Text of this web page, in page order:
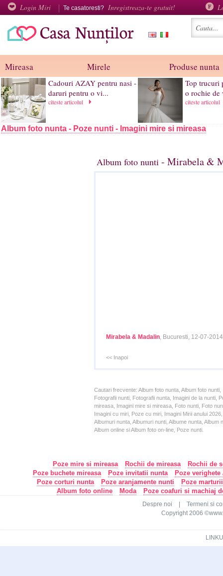
Login Miri Te casatoresti? Inregistreaza-te gratuit!
Mireasa Mirele Produse nunta
Cadouri AZAY pentru nasi -
daruri pentru o vi...
citeste articolul
Top trucuri
o rochie de
citeste articolul
Album foto nunta - Poze nunti - Imagini mire si mireasa
Album foto nunti - Mirabela &
Mirabela & Madalin, Bucuresti, 12-07-2014
<< Inapoi
Cautari frecvente: Album foto nunta, Album foto
Fotografii nunti, Fotografii nunta, Imagini de la nunti,
mireasa, Imagini mire si mireasa, Foto nunti, Foto
Imagini cu miri, Poze cu miri, Imagini Mirii anului
Albumuri nunta, Albumuri nunti, Albume nunta,
Album online si Album foto on-line, Poze nunti.
Poze mire si mireasa Rochii de mireasa
Rochii de
Poze buchete mireasa
Poze invitatii nunta
Poze
Poze corturi nunta
Poze aranjamente nunti
Poze
Album foto online
Moda Poze coafuri si machiaj
Despre noi
Termeni si
Copyright 2006